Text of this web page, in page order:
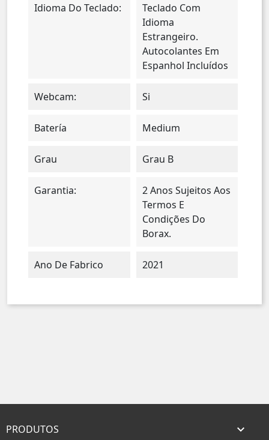
Idioma Do Teclado:
Teclado Com
Idioma
Estrangeiro.
Autocolantes Em
Espanhol Incluídos
Webcam: Si
Batería Medium
Grau Grau B
Garantia:
2 Anos Sujeitos Aos
Termos E
Condições Do
Borax.
Ano De Fabrico 2021
PRODUTOS 